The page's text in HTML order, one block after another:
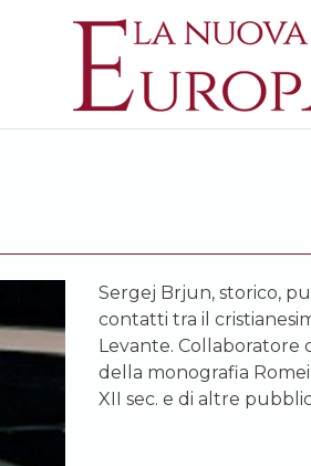
Sergej Brjun, storico,
contatti tra il
Levante. Collaboratore
della monografia
XII sec. e di altre